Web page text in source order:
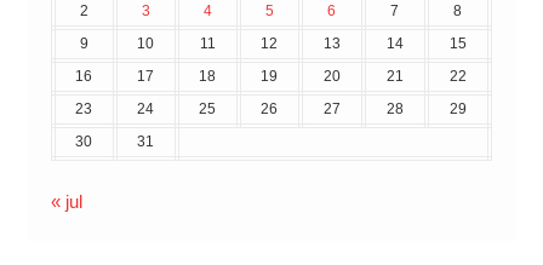
2
3 4 5 6 7
8
9
10 11 12 13 14
15
16
17 18 19 20 21
22
23
24 25 26 27 28
29
30
31
« jul